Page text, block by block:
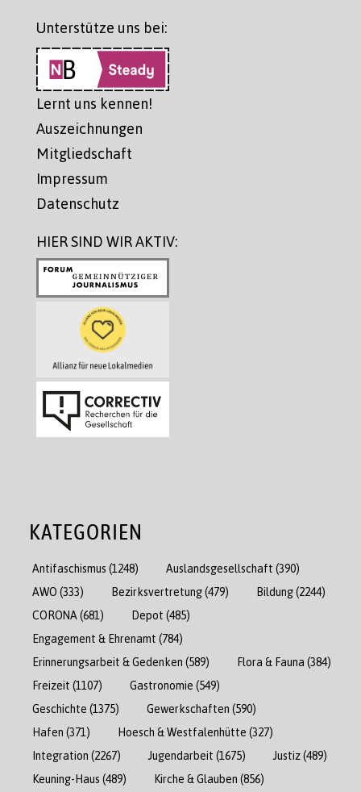
Unterstütze uns bei:
Lernt uns kennen!
Auszeichnungen
Mitgliedschaft
Impressum
Datenschutz
HIER SIND WIR AKTIV:
KATEGORIEN
Antifaschismus (1248) Auslandsgesellschaft (390)
AWO (333) Bezirksvertretung(479) Bildung(2244)
CORONA (681) Depot (485)
Engagement & Ehrenamt (784)
Erinnerungsarbeit & Gedenken (589) Flora & Fauna (384)
Freizeit (1107) Gastronomie (549)
Geschichte (1375) Gewerkschaften (590)
Hafen (371) Hoesch & Westfalenhütte (327)
Integration (2267) Jugendarbeit (1675) Justiz(489)
Keuning-Haus (489) Kirche & Glauben (856)